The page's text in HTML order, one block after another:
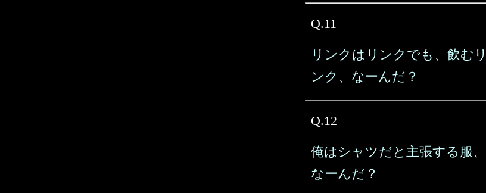
Q.11
リンクはリンクでも、飲むリ
ンク、なーんだ？
Q.12
俺はシャツだと主張する服、
なーんだ？